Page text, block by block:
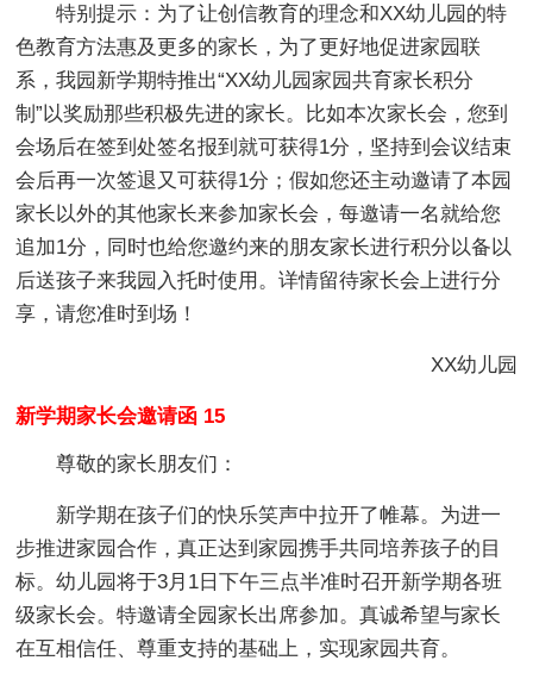
特别提示：为了让创信教育的理念和XX幼儿园的特
色教育方法惠及更多的家长，为了更好地促进家园联
系，我园新学期特推出“XX幼儿园家园共育家长积分
制”以奖励那些积极先进的家长。比如本次家长会，您到
会场后在签到处签名报到就可获得1分，坚持到会议结束
会后再一次签退又可获得1分；假如您还主动邀请了本园
家长以外的其他家长来参加家长会，每邀请一名就给您
追加1分，同时也给您邀约来的朋友家长进行积分以备以
后送孩子来我园入托时使用。详情留待家长会上进行分
享，请您准时到场！
XX幼儿园
新学期家长会邀请函 15
尊敬的家长朋友们：
新学期在孩子们的快乐笑声中拉开了帷幕。为进一
步推进家园合作，真正达到家园携手共同培养孩子的目
标。幼儿园将于3月1日下午三点半准时召开新学期各班
级家长会。特邀请全园家长出席参加。真诚希望与家长
在互相信任、尊重支持的基础上，实现家园共育。